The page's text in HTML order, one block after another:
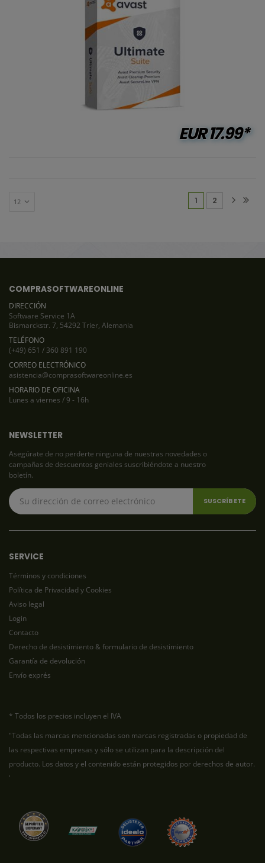
EUR17.99*
1 (current)
2
COMPRASOFTWAREONLINE
DIRECCIÓN
Software Service 1A
Bismarckstr. 7, 54292 Trier, Alemania
TELÉFONO
(+49) 651 / 360 891 190
CORREO ELECTRÓNICO
asistencia@comprasoftwareonline.es
HORARIO DE OFICINA
Lunes a viernes / 9 - 16h
NEWSLETTER
Asegúrate de no perderte ninguna de nuestras novedades o
campañas de descuentos geniales suscribiéndote a nuestro
boletín.
SERVICE
Términos y condiciones
Política de Privacidad y Cookies
Aviso legal
Login
Contacto
Derecho de desistimiento & formulario de desistimiento
Garantía de devolución
Envío exprés
* Todos los precios incluyen el IVA
"Todas las marcas mencionadas son marcas registradas o propiedad de
las respectivas empresas y sólo se utilizan para la descripción del
producto. Los datos y el contenido están protegidos por derechos de autor.
'